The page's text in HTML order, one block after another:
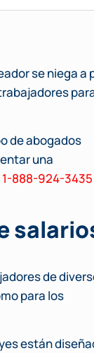
se niega a
de abogados
una
1-888-924-3435
de
para los
están